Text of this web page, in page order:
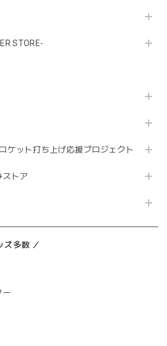
STORE-
ケット打ち上げ応援プロジェクト
トア
ズ多数 ／
ー